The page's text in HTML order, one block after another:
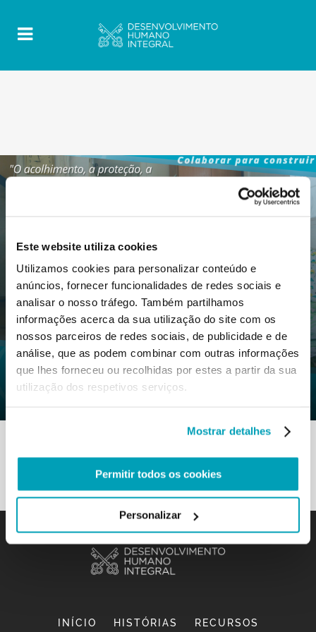
Este website utiliza cookies
Utilizamos cookies para personalizar conteúdo e
anúncios, fornecer funcionalidades de redes sociais e
analisar o nosso tráfego. Também partilhamos
informações acerca da sua utilização do site com os
nossos parceiros de redes sociais, de publicidade e de
análise, que as podem combinar com outras informações
que lhes forneceu ou recolhidas por estes a partir da sua
utilização dos respetivos serviços.
Mostrar detalhes
Permitir todos os cookies
Personalizar
23 Setembro 2020 By Mr_admin |
Comments
|
Seção M&R – Colaborar para construir
INÍCIO HISTÓRIAS RECURSOS